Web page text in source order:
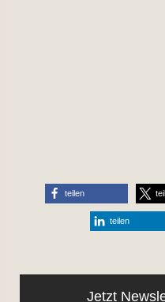
teilen
teilen
Jetzt